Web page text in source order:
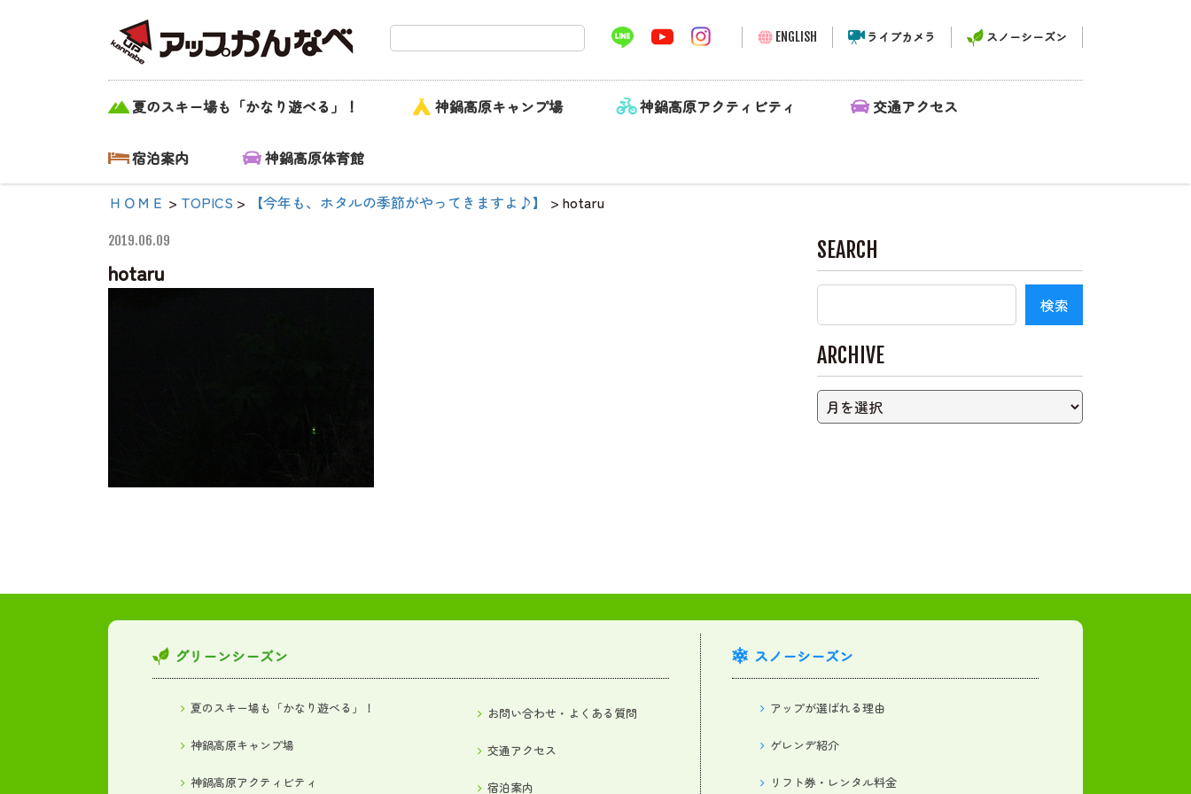
hotaru|【公式】
アップかんなべ
｜兵庫県豊岡
市・関西 アウ
トドア・キャン
プ場・熱気球・
高原アクティビ
ENGLISH ライブカメラ スノーシーズン
夏のスキー場も「かなり遊べる」！ 神鍋高原キャンプ場 神鍋高原アクティビティ 交通アクセス
宿泊案内 神鍋高原体育館
ＨＯＭＥ > TOPICS > 【今年も、ホタルの季節がやってきますよ♪】 > hotaru
2019.06.09
hotaru
SEARCH
ARCHIVE
グリーンシーズン
夏のスキー場も「かなり遊べる」！
神鍋高原キャンプ場
神鍋高原アクティビティ
お問い合わせ・よくある質問
交通アクセス
宿泊案内
スノーシーズン
アップが選ばれる理由
ゲレンデ紹介
リフト券・レンタル料金